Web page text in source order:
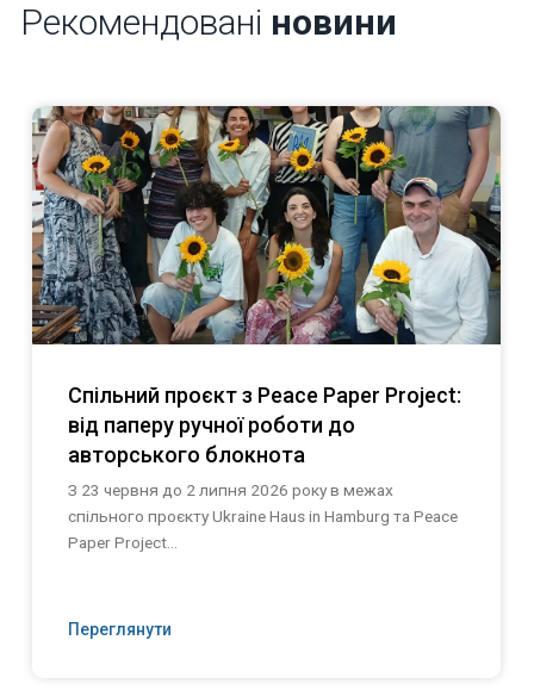
Рекомендовані новини
Спільний проєкт з Peace Paper Project:
від паперу ручної роботи до
авторського блокнота
З 23 червня до 2 липня 2026 року в межах
спільного проєкту Ukraine Haus in Hamburg та Peace
Paper Project...
Переглянути